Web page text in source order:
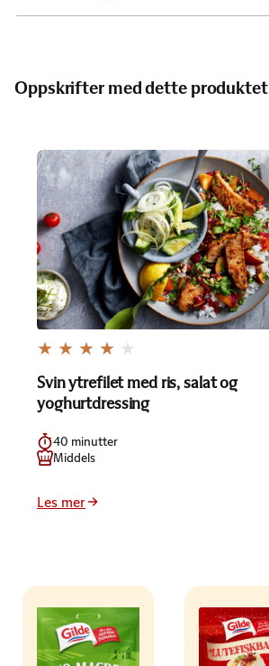
Oppskrifter med dette produktet
Svin ytrefilet med ris, salat og
yoghurtdressing
40 minutter
Middels
Les mer